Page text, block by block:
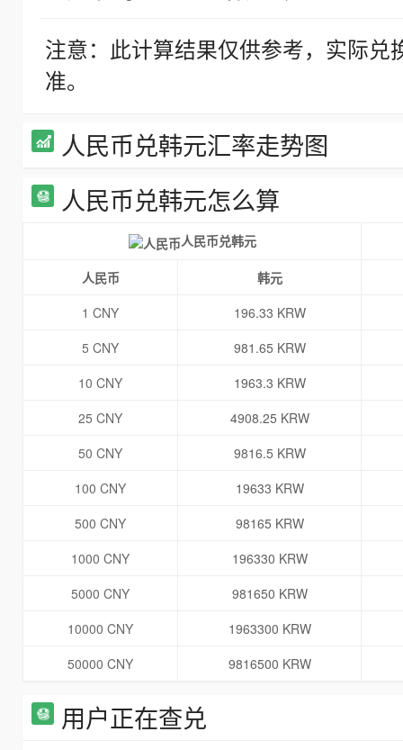
注意：此计算结果仅供参考，实际
准。
人民币兑韩元汇率走势图
人民币兑韩元怎么算
人民币兑韩元
人民币
韩元
1 CNY
196.33 KRW
5 CNY
981.65 KRW
10 CNY
1963.3 KRW
25 CNY
4908.25 KRW
50 CNY
9816.5 KRW
100 CNY
19633 KRW
500 CNY
98165 KRW
1000 CNY
196330 KRW
5000 CNY
981650 KRW
10000 CNY
1963300 KRW
50000 CNY
9816500 KRW
用户正在查兑